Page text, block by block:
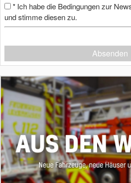
* Ich habe die Bedingungen zur
und stimme diesen zu.
Absenden